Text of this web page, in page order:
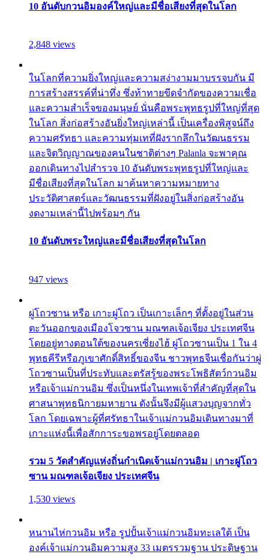
10 อันดับกวนอิมองค์ใหญ่และมีชื่อเสียงที่สุดในโลก
2,848 views
ในโลกที่ความยิ่งใหญ่และความสง่างามมาบรรจบกัน มี
การสร้างสรรค์ที่น่าทึ่ง ซึ่งท้าทายขีดจำกัดของความเชื่อ
และความสำเร็จของมนุษย์ นั่นคือพระพุทธรูปที่ใหญ่ที่สุด
ในโลก สิ่งก่อสร้างอันยิ่งใหญ่เหล่านี้ เป็นเครื่องพิสูจน์ถึง
ความศรัทธา และความทุ่มเทที่ฝังรากลึกในวัฒนธรรม
และจิตวิญญาณของคนในชาติต่างๆ Palanla จะพาคุณ
ออกเดินทางไปสำรวจ 10 อันดับพระพุทธรูปที่ใหญ่และ
มีชื่อเสียงที่สุดในโลก มาค้นหาความหมายทาง
ประวัติศาสตร์และวัฒนธรรมที่ฝังอยู่ในสิ่งก่อสร้างอัน
งดงามเหล่านี้ไปพร้อมๆ กัน
10 อันดับพระใหญ่และมีชื่อเสียงที่สุดในโลก
947 views
ผู่โถวซาน หรือ เกาะผู่โถว เป็นเกาะเล็กๆ ที่ตั้งอยู่ในส่วน
ตะวันออกของเมืองโจวซาน มณฑลเจ้อเจียง ประเทศจีน
โดยอยู่ทางตอนใต้ของนครเซี่ยงไฮ้ ผู่โถวซานเป็น 1 ใน 4
พุทธคีรีหรือภูเขาศักดิ์สิทธิ์ของจีน ชาวพุทธจีนเชื่อกันว่าผู่
โถวซานเป็นที่ประทับและตรัสรู้ของพระโพธิสัตว์กวนอิม
หรือเจ้าแม่กวนอิม ซึ่งเป็นหนึ่งในเทพเจ้าที่สำคัญที่สุดใน
ศาสนาพุทธนิกายมหายาน ดังนั้นจึงมีผู้แสวงบุญจากทั่ว
โลก โดยเฉพาะผู้ที่ศรัทธาในเจ้าแม่กวนอิมเดินทางมาที่
เกาะแห่งนี้เพื่อสักการะขอพรอยู่โดยตลอด
รวม 5 วัดสำคัญแห่งถิ่นกำเนิดเจ้าแม่กวนอิม | เกาะผู่โถว
ซาน มณฑลเจ้อเจียง ประเทศจีน
1,530 views
หนานไห่กวนอิม หรือ รูปปั้นเจ้าแม่กวนอิมทะเลใต้ เป็น
องค์เจ้าแม่กวนอิมความสูง 33 เมตรรวมฐาน ประดิษฐาน